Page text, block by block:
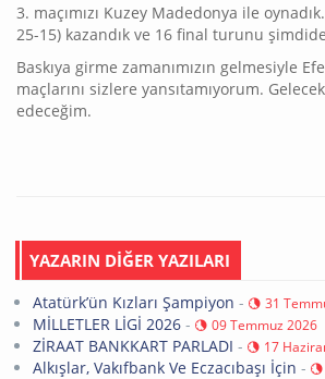
3. maçımızı Kuzey Madedonya ile
25-15) kazandık ve 16 final turunu
Baskıya girme zamanımızın gelmesiyle
maçlarını sizlere yansıtamıyorum.
edeceğim.
YAZARIN DİĞER YAZILARI
Atatürk’ün Kızları Şampiyon - 31
MİLLETLER LİGİ 2026 - 09 Temmuz 2026
ZİRAAT BANKKART PARLADI - 17
Alkışlar, Vakıfbank Ve Eczacıbaşı İçin -